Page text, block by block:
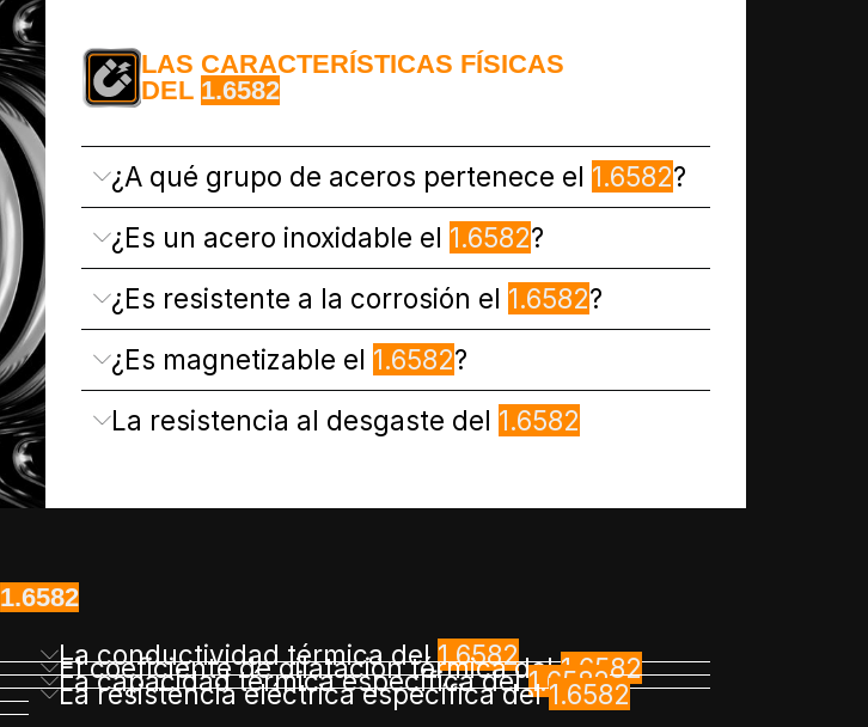
LAS CARACTERÍSTICAS FÍSICAS
DEL 1.6582
¿A qué grupo de aceros pertenece el 1.6582?
¿Es un acero inoxidable el 1.6582?
¿Es resistente a la corrosión el 1.6582?
¿Es magnetizable el 1.6582?
La resistencia al desgaste del 1.6582
1.6582
La conductividad térmica del1.6582
El coeficiente de dilatación térmica del1.6582
La capacidad térmica específica del1.6582
La resistencia eléctrica específica del1.6582